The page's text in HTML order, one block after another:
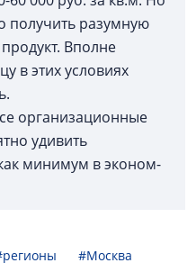
получить разумную
Вполне
в этих условиях
организационные
удивить
минимум в эконом-
#Москва